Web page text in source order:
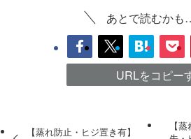
あとで読むかも
URLをコピー
【蒸れ防止・ヒジ置き有】
【